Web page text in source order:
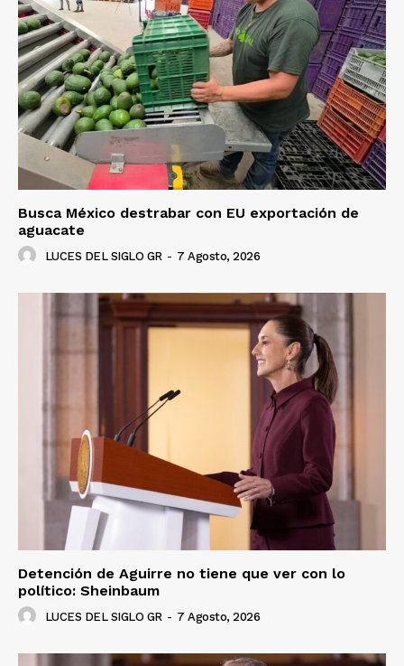
Empresa
Nosotros
Contacto
Política de privacidad
Políticas del Sitio
Información Propietaria / Financiación
Busca México destrabar con EU exportación de
aguacate
LUCES DEL SIGLO GR - 7 Agosto, 2026
Detención de Aguirre no tiene que ver con lo
político: Sheinbaum
LUCES DEL SIGLO GR - 7 Agosto, 2026